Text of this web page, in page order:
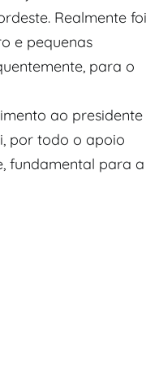
Realmente foi
e pequenas
para o
ao presidente
por todo o apoio
fundamental para a